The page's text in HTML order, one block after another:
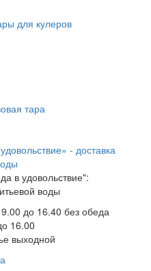
для кулеров
тара
в удовольствие":
воды
до 16.40 без обеда
16.00
выходной